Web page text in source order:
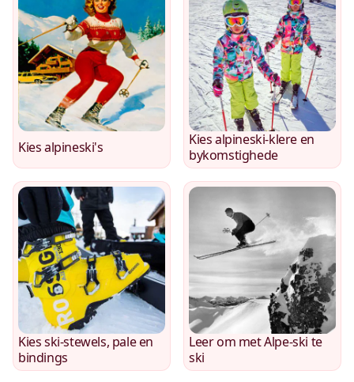
Kies alpineski's
Kies alpineski-klere en
bykomstighede
Kies ski-stewels, pale en
bindings
Leer om met Alpe-ski te
ski